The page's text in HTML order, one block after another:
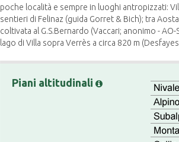
poche località e sempre in luoghi antropizzati:
sentieri di Felinaz (guida Gorret & Bich); tra
coltivata al G.S.Bernardo (Vaccari; anonimo - AO-
lago di Villa sopra Verrès a circa 820 m
Piani altitudinali